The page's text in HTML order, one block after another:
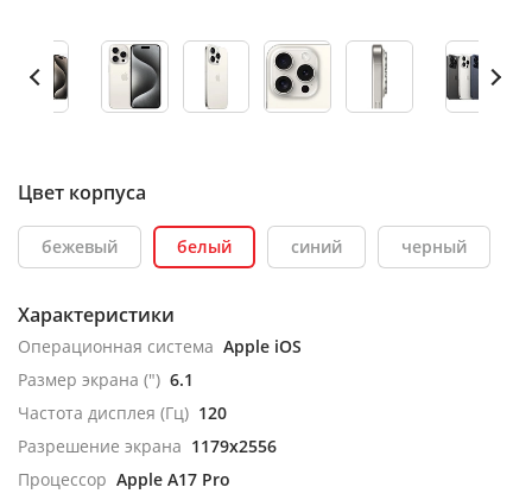
Цвет корпуса
бежевый белый синий черный
Характеристики
Операционная система Apple iOS
Размер экрана (") 6.1
Частота дисплея (Гц) 120
Разрешение экрана 1179x2556
Процессор Apple A17 Pro